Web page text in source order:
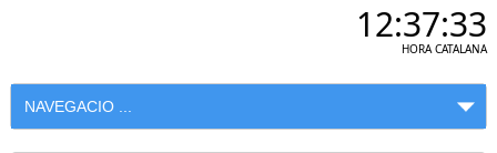
12:37:33
HORA CATALANA